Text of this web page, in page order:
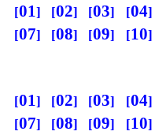
01 02 03 04
07
08 09 10
01 02 03 04
07
08 09 10